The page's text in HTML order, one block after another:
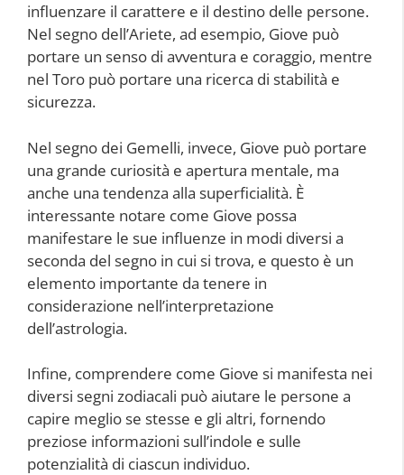
influenzare il carattere e il destino delle persone.
Nel segno dell’Ariete, ad esempio, Giove può
portare un senso di avventura e coraggio, mentre
nel Toro può portare una ricerca di stabilità e
sicurezza.
Nel segno dei Gemelli, invece, Giove può portare
una grande curiosità e apertura mentale, ma
anche una tendenza alla superficialità. È
interessante notare come Giove possa
manifestare le sue influenze in modi diversi a
seconda del segno in cui si trova, e questo è un
elemento importante da tenere in
considerazione nell’interpretazione
dell’astrologia.
Infine, comprendere come Giove si manifesta nei
diversi segni zodiacali può aiutare le persone a
capire meglio se stesse e gli altri, fornendo
preziose informazioni sull’indole e sulle
potenzialità di ciascun individuo.